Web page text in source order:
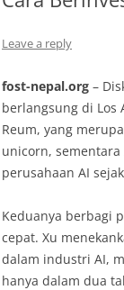
Leave a reply
fost-nepal.org –
berlangsung di Los
Reum, yang
unicorn, sementara
perusahaan AI
Keduanya berbagi
cepat. Xu
dalam industri AI,
hanya dalam dua